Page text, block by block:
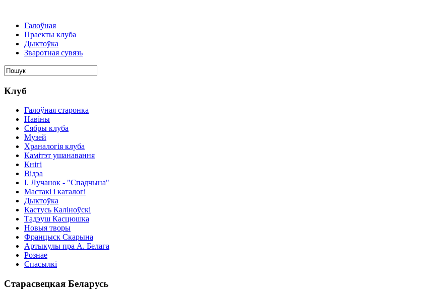
Галоўная
Праекты клуба
Дыктоўка
Зваротная сувязь
Клуб
Галоўная старонка
Навіны
Сябры клуба
Музей
Храналогія клуба
Камітэт ушанавання
Кнігі
Відэа
І. Лучанок - "Спадчына"
Мастакі i каталогi
Дыктоўка
Кастусь Каліноўскі
Тадэуш Касцюшка
Новыя творы
Францыск Скарына
Артыкулы пра А. Белага
Рознае
Спасылкі
Старасвецкая Беларусь